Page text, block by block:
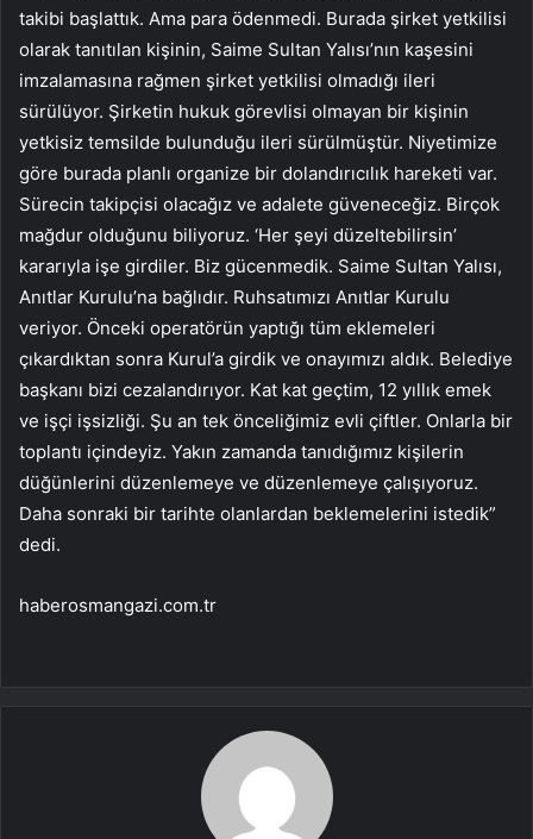
takibi başlattık. Ama para ödenmedi. Burada şirket yetkilisi
olarak tanıtılan kişinin, Saime Sultan Yalısı’nın kaşesini
imzalamasına rağmen şirket yetkilisi olmadığı ileri
sürülüyor. Şirketin hukuk görevlisi olmayan bir kişinin
yetkisiz temsilde bulunduğu ileri sürülmüştür. Niyetimize
göre burada planlı organize bir dolandırıcılık hareketi var.
Sürecin takipçisi olacağız ve adalete güveneceğiz. Birçok
mağdur olduğunu biliyoruz. ‘Her şeyi düzeltebilirsin’
kararıyla işe girdiler. Biz gücenmedik. Saime Sultan Yalısı,
Anıtlar Kurulu’na bağlıdır. Ruhsatımızı Anıtlar Kurulu
veriyor. Önceki operatörün yaptığı tüm eklemeleri
çıkardıktan sonra Kurul’a girdik ve onayımızı aldık. Belediye
başkanı bizi cezalandırıyor. Kat kat geçtim, 12 yıllık emek
ve işçi işsizliği. Şu an tek önceliğimiz evli çiftler. Onlarla bir
toplantı içindeyiz. Yakın zamanda tanıdığımız kişilerin
düğünlerini düzenlemeye ve düzenlemeye çalışıyoruz.
Daha sonraki bir tarihte olanlardan beklemelerini istedik”
dedi.
haberosmangazi.com.tr